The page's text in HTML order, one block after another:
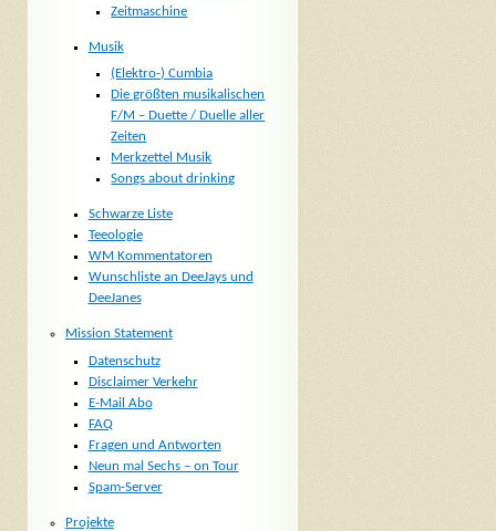
Zeitmaschine
Musik
(Elektro-) Cumbia
Die größten musikalischen
F/M – Duette / Duelle aller
Zeiten
Merkzettel Musik
Songs about drinking
Schwarze Liste
Teeologie
WM Kommentatoren
Wunschliste an DeeJays und
DeeJanes
Mission Statement
Datenschutz
Disclaimer Verkehr
E-Mail Abo
FAQ
Fragen und Antworten
Neun mal Sechs – on Tour
Spam-Server
Projekte